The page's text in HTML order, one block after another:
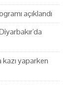
açıklandı
yaparken